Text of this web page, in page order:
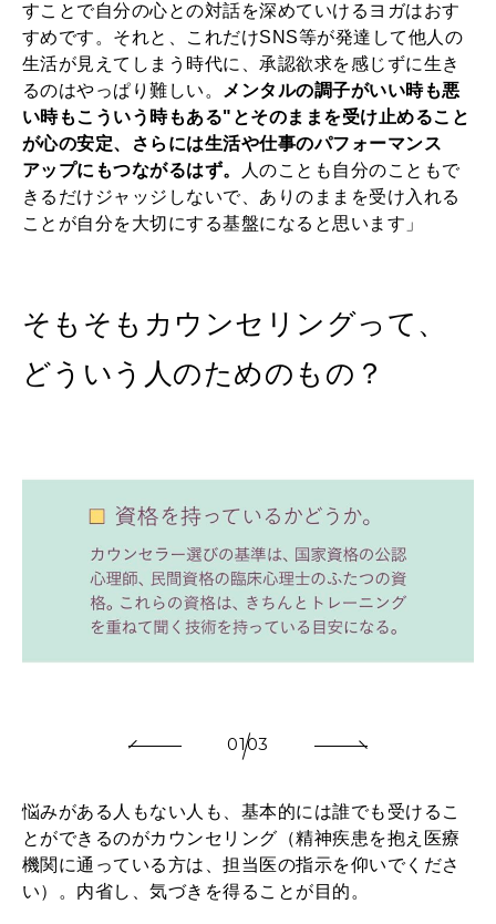
すことで自分の心との対話を深めていけるヨガはおす
すめです。それと、これだけSNS等が発達して他人の
生活が見えてしまう時代に、承認欲求を感じずに生き
るのはやっぱり難しい。
メンタルの調子がいい時も悪
い時もこういう時もある"とそのままを受け止めること
が心の安定、さらには生活や仕事のパフォーマンス
アップにもつながるはず。
人のことも自分のこともで
きるだけジャッジしないで、ありのままを受け入れる
ことが自分を大切にする基盤になると思います」
そもそもカウンセリングって、
どういう人のためのもの？
0103
悩みがある人もない人も、基本的には誰でも受けるこ
とができるのがカウンセリング（精神疾患を抱え医療
機関に通っている方は、担当医の指示を仰いでくださ
い）。内省し、気づきを得ることが目的。